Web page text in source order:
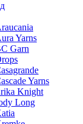
Yarns
Garn
Yarns
Knight
Long